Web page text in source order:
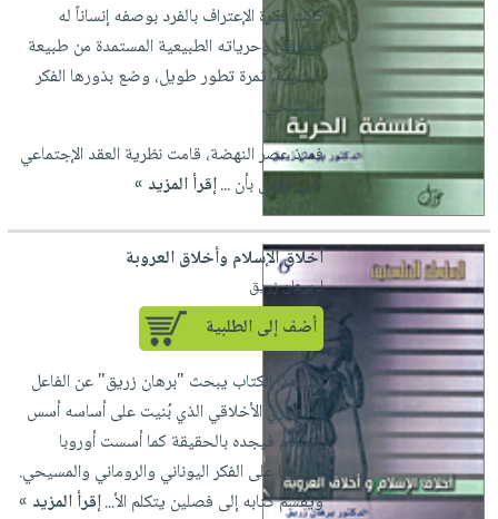
كانت فكرة الإعتراف بالفرد بوصفه إنساناً له
حقوقه، وحرياته الطبيعية المستمدة من طبيعة
البشرية، ثمرة تطور طويل، وضع بذورها الفكر
المسيحي.
فمنذ عصر النهضة، قامت نظرية العقد الإجتماعي
التي تقول بأن ...إقرأ المزيد »
أخلاق الإسلام وأخلاق العروبة
لـ برهان زريق
أضف إلى الطلبية
في هذا الكتاب يبحث "برهان زريق" عن الفاعل
الحضاري الأخلاقي الذي بُنيت على أساسه أسس
الإسلام فيجده بالحقيقة كما أسست أوروبا
نهضتها على الفكر اليوناني والروماني والمسيحي.
ويقسم كتابه إلى فصلين يتكلم الأ...إقرأ المزيد »